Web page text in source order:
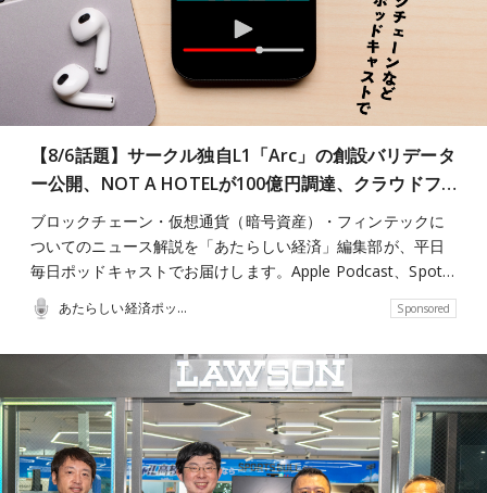
【8/6話題】サークル独自L1「Arc」の創設バリデータ
ー公開、NOT A HOTELが100億円調達、クラウドフ…
ブロックチェーン・仮想通貨（暗号資産）・フィンテックに
ついてのニュース解説を「あたらしい経済」編集部が、平日
毎日ポッドキャストでお届けします。Apple Podcast、Spot…
あたらしい経済ポッドキャスト Sponsored